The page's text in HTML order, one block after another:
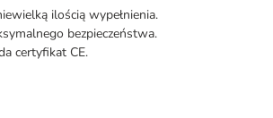
ilością wypełnienia.
bezpieczeństwa.
certyfikat CE.